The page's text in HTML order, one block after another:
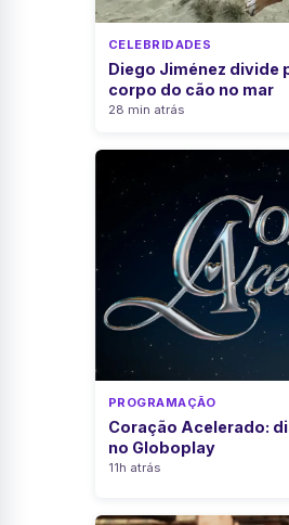
CELEBRIDADES
Diego Jiménez divide
corpo do cão no mar
28 min atrás
PROGRAMAÇÃO
Coração Acelerado:
no Globoplay
11h atrás